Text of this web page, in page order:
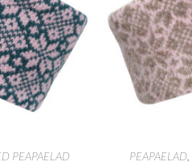
PEAPAELAD
PEAPAELAD